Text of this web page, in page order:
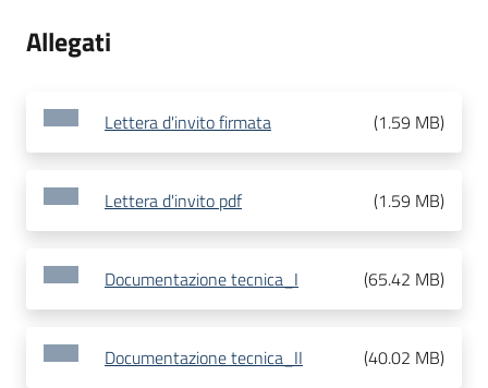
Allegati
Lettera d'invito firmata (1.59 MB)
Lettera d'invito pdf (1.59 MB)
Documentazione tecnica_I (65.42 MB)
Documentazione tecnica_II (40.02 MB)